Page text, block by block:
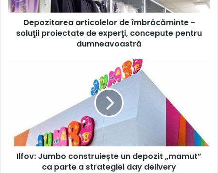
experţi,
concepute
pentru
Depozitarea articolelor de îmbrăcăminte -
soluţii proiectate de experţi, concepute pentru
dumneavoastră
parte
strategiei
Ilfov: Jumbo construiește un depozit „mamut”
ca parte a strategiei day delivery